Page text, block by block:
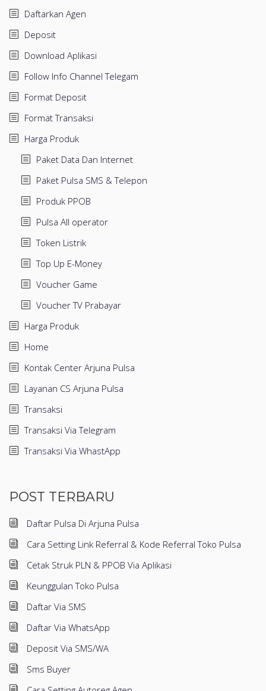
Daftarkan Agen
Deposit
Download Aplikasi
Follow Info Channel Telegam
Format Deposit
Format Transaksi
Harga Produk
Paket Data Dan Internet
Paket Pulsa SMS & Telepon
Produk PPOB
Pulsa All operator
Token Listrik
Top Up E-Money
Voucher Game
Voucher TV Prabayar
Harga Produk
Home
Kontak Center Arjuna Pulsa
Layanan CS Arjuna Pulsa
Transaksi
Transaksi Via Telegram
Transaksi Via WhastApp
POST TERBARU
Daftar Pulsa Di Arjuna Pulsa
Cara Setting Link Referral & Kode Referral Toko Pulsa
Cetak Struk PLN & PPOB Via Aplikasi
Keunggulan Toko Pulsa
Daftar Via SMS
Daftar Via WhatsApp
Deposit Via SMS/WA
Sms Buyer